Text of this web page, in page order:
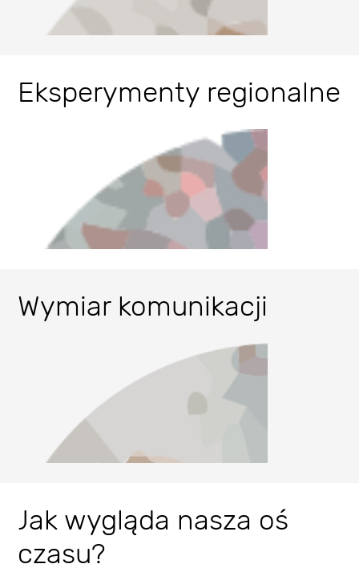
Wymiar komunikacji
Literaturanalyse
Eksperymenty regionalne
Räumliche Analyse
Jak wygląda nasza oś
czasu?